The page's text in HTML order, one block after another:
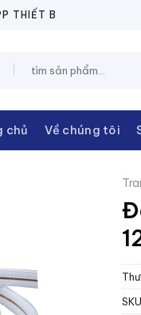
BỊ ĐIỆN THANH CHÂU
kiếm:
chủ Về chúng tôi